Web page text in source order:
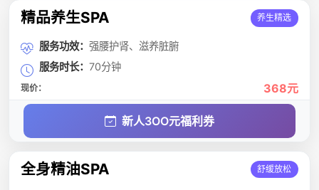
精品养生SPA 养生精选
服务功效： 强腰护肾、滋养脏腑
服务时长： 70分钟
现价： 368元
新人3OO元福利券
全身精油SPA 舒缓放松